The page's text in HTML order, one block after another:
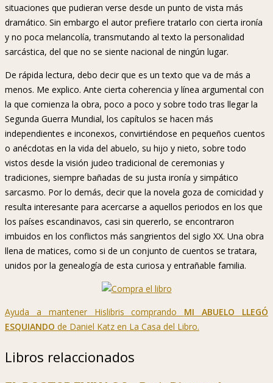
situaciones que pudieran verse desde un punto de vista más
dramático. Sin embargo el autor prefiere tratarlo con cierta ironía
y no poca melancolía, transmutando al texto la personalidad
sarcástica, del que no se siente nacional de ningún lugar.
De rápida lectura, debo decir que es un texto que va de más a
menos. Me explico. Ante cierta coherencia y línea argumental con
la que comienza la obra, poco a poco y sobre todo tras llegar la
Segunda Guerra Mundial, los capítulos se hacen más
independientes e inconexos, convirtiéndose en pequeños cuentos
o anécdotas en la vida del abuelo, su hijo y nieto, sobre todo
vistos desde la visión judeo tradicional de ceremonias y
tradiciones, siempre bañadas de su justa ironía y simpático
sarcasmo. Por lo demás, decir que la novela goza de comicidad y
resulta interesante para acercarse a aquellos periodos en los que
los países escandinavos, casi sin quererlo, se encontraron
imbuidos en los conflictos más sangrientos del siglo XX. Una obra
llena de matices, como si de un conjunto de cuentos se tratara,
unidos por la genealogía de esta curiosa y entrañable familia.
Ayuda a mantener Hislibris comprando MI ABUELO LLEGÓ
ESQUIANDO de Daniel Katz en La Casa del Libro.
Libros relaccionados